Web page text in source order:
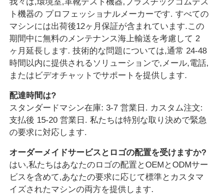
ト機器の プロフェッショナルメーカーです. すべての
マシンには出荷後12ヶ月保証が含まれています.この
期間中に無料のメンテナンス海上輸送を考慮して 2
ヶ月延長します. 技術的な問題については,通常 24-48
時間以内に提供されるソリューションで,メール,電話,
またはビデオチャットでサポートを提供します.
配達時間は?
スタンダードマシン在庫: 3-7 営業日. カスタム注文:
支払後 15-20 営業日. 私たちは特別な取り決めで緊急
の要求に対応します.
オーダーメイドサービスとロゴの配置を受けますか?
はい,私たちはあなたのロゴの配置とOEMとODMサー
ビスを含めて,あなたの要求に応じて標準とカスタマ
イズされたマシンの両方を提供します.